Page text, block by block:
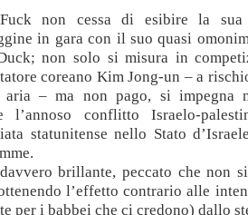
non cessa di esibire la sua
in gara con il suo quasi
non solo si misura in
coreano Kim Jong-un – a
– ma non pago, si impegna
l’annoso conflitto Israelo-
statunitense nello Stato
brillante, peccato che non
l’effetto contrario alle
per i babbei che ci credono) dallo